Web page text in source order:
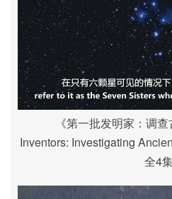
《第一批发明家：调
Inventors: Investigating
全4